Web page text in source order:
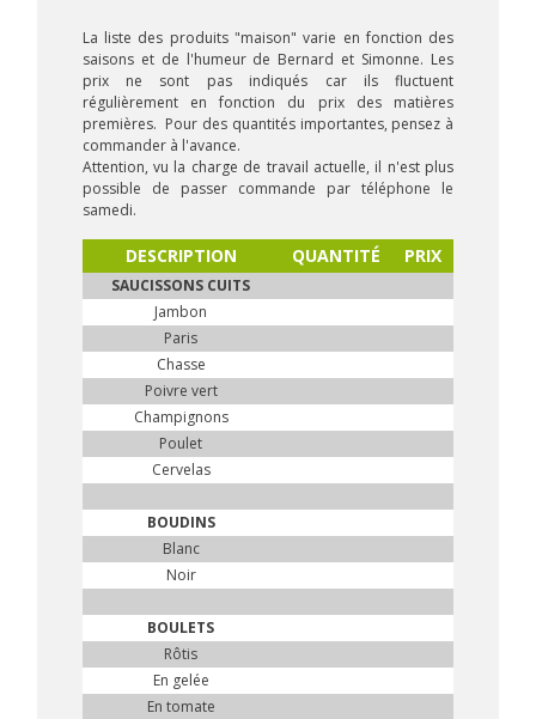
La liste des produits "maison" varie en fonction des
saisons et de l'humeur de Bernard et Simonne. Les
prix ne sont pas indiqués car ils fluctuent
régulièrement en fonction du prix des matières
premières. Pour des quantités importantes, pensez à
commander à l'avance.
Attention, vu la charge de travail actuelle, il n'est plus
possible de passer commande par téléphone le
samedi.
DESCRIPTION QUANTITÉ PRIX
SAUCISSONS CUITS
Jambon
Paris
Chasse
Poivre vert
Champignons
Poulet
Cervelas
BOUDINS
Blanc
Noir
BOULETS
Rôtis
En gelée
En tomate